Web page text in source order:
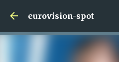
Ir al
eurovision-spot